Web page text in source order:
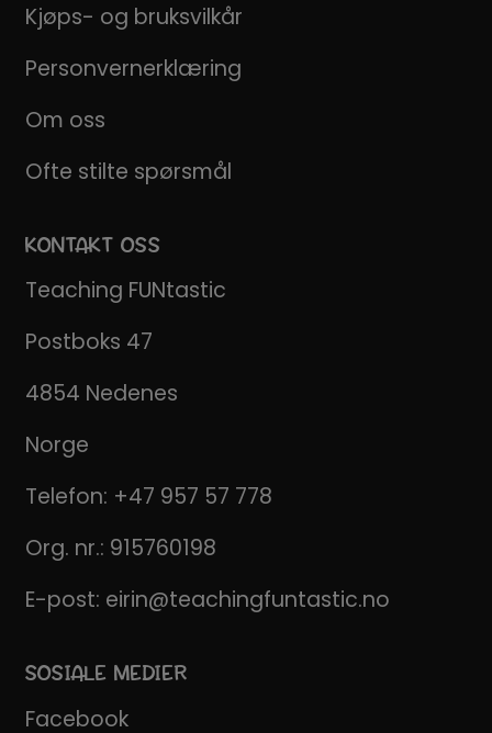
Kjøps- og bruksvilkår
Personvernerklæring
Om oss
Ofte stilte spørsmål
KONTAKT OSS
Teaching FUNtastic
Postboks 47
4854 Nedenes
Norge
Telefon: +47 957 57 778
Org. nr.: 915760198
E-post: eirin@teachingfuntastic.no
SOSIALE MEDIER
Facebook